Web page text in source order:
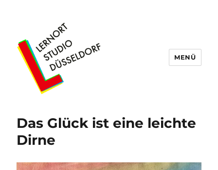
MENÜ
Das Glück ist eine leichte
Dirne